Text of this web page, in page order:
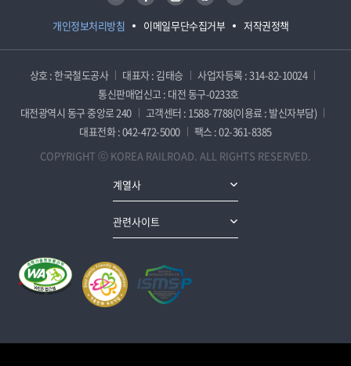
개인정보처리방침 이메일무단수집거부 저작권정책
상호 : 한국철도공사 대표자 : 김태승
사업자등록 : 314-82-10024
통신판매업신고 : 대전 동구-0233호
대전광역시 동구 중앙로 240
고객센터 : 1588-7788(이용료 : 발신자부담)
대표전화 : 042-472-5000
팩스 : 02-361-8385
COPYRIGHT ⓒ KOREA RAILROAD. ALL RIGHTS RESERVED.
계열사
관련사이트